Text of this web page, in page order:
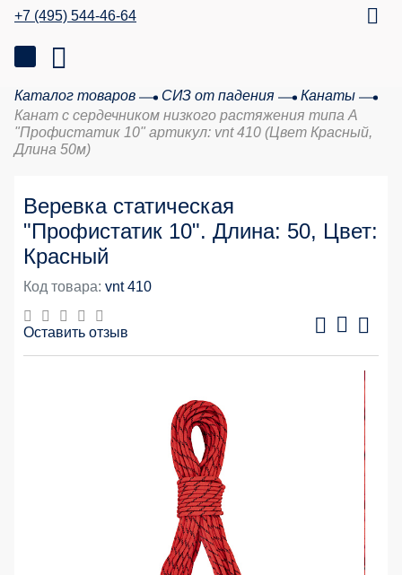
+7 (495) 544-46-64
Каталог товаров СИЗ от падения
Канаты
Канат с сердечником низкого растяжения типа А
"Профистатик 10" артикул: vnt 410 (Цвет Красный,
Длина 50м)
Веревка статическая
"Профистатик 10". Длина: 50, Цвет:
Красный
Код товара: vnt 410
Оставить отзыв